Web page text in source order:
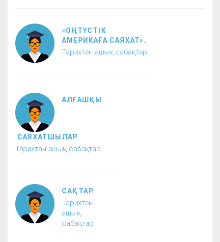
«ОҢТҮСТІК
АМЕРИКАҒА САЯХАТ».
Тарихтан ашық сабақтар
АЛҒАШҚЫ
САЯХАТШЫЛАР.
Тарихтан ашық сабақтар
САҚТАР.
Тарихтан
ашық
сабақтар